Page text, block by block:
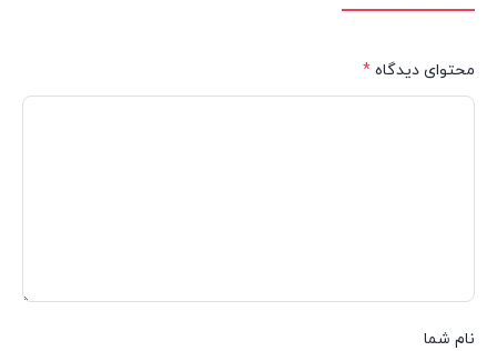
محتوای دیدگاه *
نام شما